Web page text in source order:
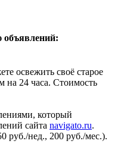
объявлений:
освежить своё старое
на 24 часа. Стоимость
который
сайта navigato.ru.
руб./нед., 200 руб./мес.).